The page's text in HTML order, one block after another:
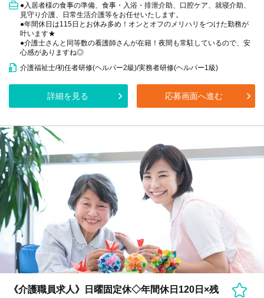
●入居者様の食事の準備、食事・入浴・排泄介助、口腔ケア、就寝介助、
見守り介護、日常生活介護等をお任せいたします。
●年間休日は115日とお休み多め！オンとオフのメリハリをつけた勤務が
叶います★
●介護士さんと同等数の看護師さんが在籍！夜間も常駐しているので、安
心感がありますね◎
介護福祉士/初任者研修(ヘルパー2級)/実務者研修(ヘルパー1級)
詳細を見る 応募画面へ進む
《介護職員求人》日曜固定休◇年間休日120日×残